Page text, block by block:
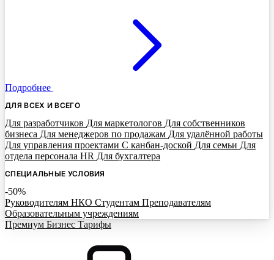
Подробнее
ДЛЯ ВСЕХ И ВСЕГО
Для разработчиков Для маркетологов Для собственников
бизнеса Для менеджеров по продажам Для удалённой работы
Для управления проектами С канбан-доской Для семьи Для
отдела персонала HR Для бухгалтера
СПЕЦИАЛЬНЫЕ УСЛОВИЯ
-50%
Руководителям НКО Студентам Преподавателям
Образовательным учреждениям
Премиум Бизнес Тарифы